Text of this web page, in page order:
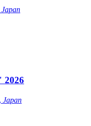
Japan
2026
Japan